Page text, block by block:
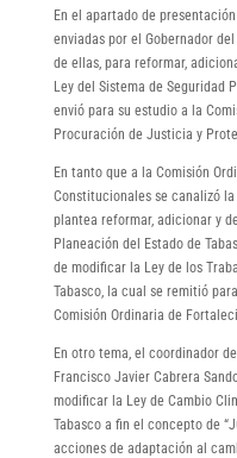
En el apartado de
enviadas por el Gobernador
de ellas, para reformar,
Ley del Sistema de Seguridad
envió para su estudio a la
Procuración de Justicia y
En tanto que a la Comisión
Constitucionales se canalizó
plantea reformar, adicionar y
Planeación del Estado de
de modificar la Ley de los
Tabasco, la cual se remitió
Comisión Ordinaria de
En otro tema, el coordinador
Francisco Javier Cabrera
modificar la Ley de Cambio
Tabasco a fin el concepto de
acciones de adaptación al